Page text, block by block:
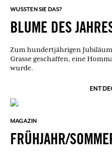
WUSSTEN SIE DAS?
BLUME DES
Zum hundertjährigen Jubiläum
Grasse geschaffen, eine
wurde.
MAGAZIN
FRÜHJAHR/